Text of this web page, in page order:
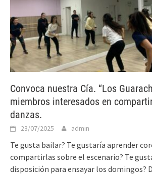
Convoca nuestra Cía. “Los
miembros interesados en
danzas.
23/07/2025 admin
Te gusta bailar? Te gustaría aprender
compartirlas sobre el escenario? Te
disposición para ensayar los domingos?